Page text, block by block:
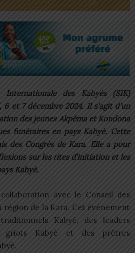
Internationale des Kabyès (SIK)
et 7 décembre 2024. Il s’agit d’un
des jeunes Akpéma et Kondona
funéraires en pays Kabyè. Cette
des Congrès de Kara. Elle a pour
sur les rites d’initiation et les
Kabyè.
avec le Conseil des
région de la Kara. Cet événement
Kabyè, des leaders
griots Kabyè et des prêtres